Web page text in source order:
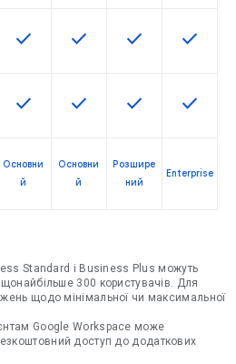
Ця функція доступна для
check Ця функція доступна
check Ця функція
check Ця
check
Ця функція доступна для
check Ця функція доступна
check Ця функція
check Ця
check
Основни
й
Основни
й
Розшире
ний
Enterprise
Standard і Business Plus можуть
300 користувачів. Для
щодо мінімальної чи максимальної
Google Workspace може
доступ до додаткових